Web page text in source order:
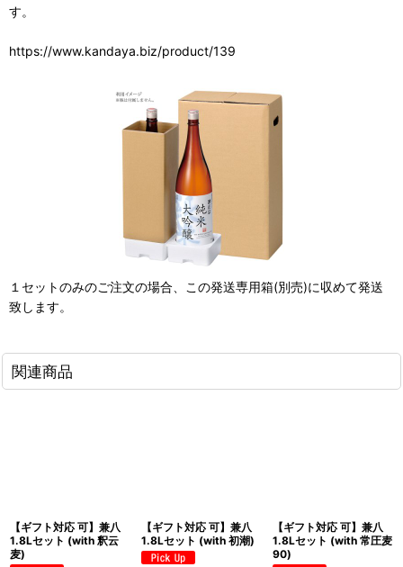
す。
https://www.kandaya.biz/product/139
１セットのみのご注文の場合、この発送専用箱(別売)に収めて発送
致します。
関連商品
【ギフト対応 可】兼八
1.8Lセット (with 釈云
麦)
【ギフト対応 可】兼八
1.8Lセット (with 初潮)
【ギフト対応 可】兼八
1.8Lセット (with 常圧麦
90)